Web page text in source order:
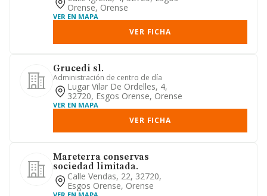
Orense, Orense
VER EN MAPA
VER FICHA
Grucedi sl.
Administración de centro de día
Lugar Vilar De Ordelles, 4,
32720, Esgos Orense, Orense
VER EN MAPA
VER FICHA
Mareterra conservas
sociedad limitada.
Calle Vendas, 22, 32720,
Esgos Orense, Orense